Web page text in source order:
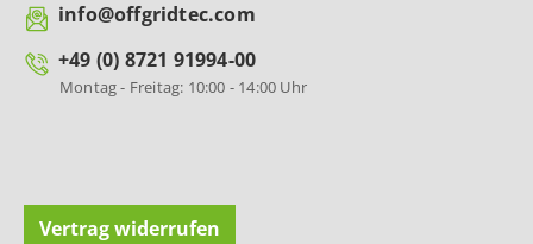
info@offgridtec.com
+49 (0) 8721 91994-00
Montag - Freitag: 10:00 - 14:00 Uhr
Vertrag widerrufen